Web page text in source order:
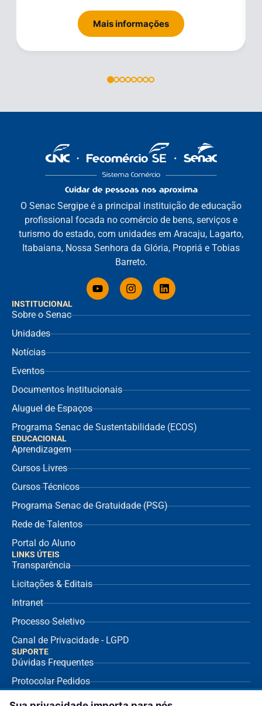
Mais informações
INSTITUCIONAL
Sobre o Senac
Unidades
Notícias
Eventos
Documentos Institucionais
Aluguel de Espaços
Programa Senac de Sustentabilidade (ECOS)
EDUCACIONAL
Aprendizagem
Cursos Livres
Cursos Técnicos
Programa Senac de Gratuidade (PSG)
Rede de Talentos
Portal do Aluno
O Senac Sergipe é a principal instituição de educação
profissional focada no comércio de bens, serviços e
turismo do estado, com unidades em Aracaju, Lagarto,
Itabaiana, Nossa Senhora da Glória, Propriá e Tobias
Barreto.
LINKS ÚTEIS
Transparência
Licitações & Editais
Intranet
Processo Seletivo
Canal de Privacidade - LGPD
SUPORTE
Dúvidas Frequentes
Protocolar Pedidos
Envio de NF Fornecedor